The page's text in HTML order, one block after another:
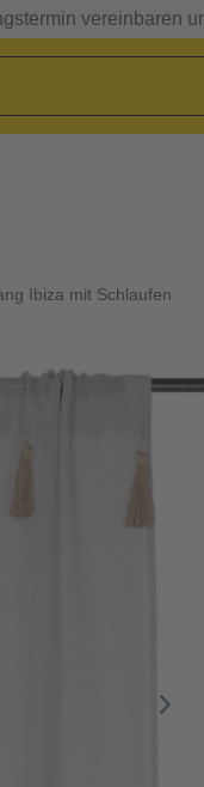
vereinbaren
Ibiza mit Schlaufen